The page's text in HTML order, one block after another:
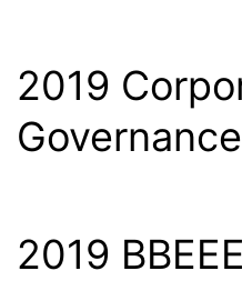
2019
2019